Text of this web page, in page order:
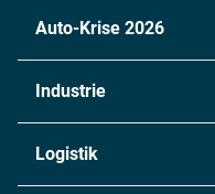
Auto-Krise 2026
Industrie
Logistik